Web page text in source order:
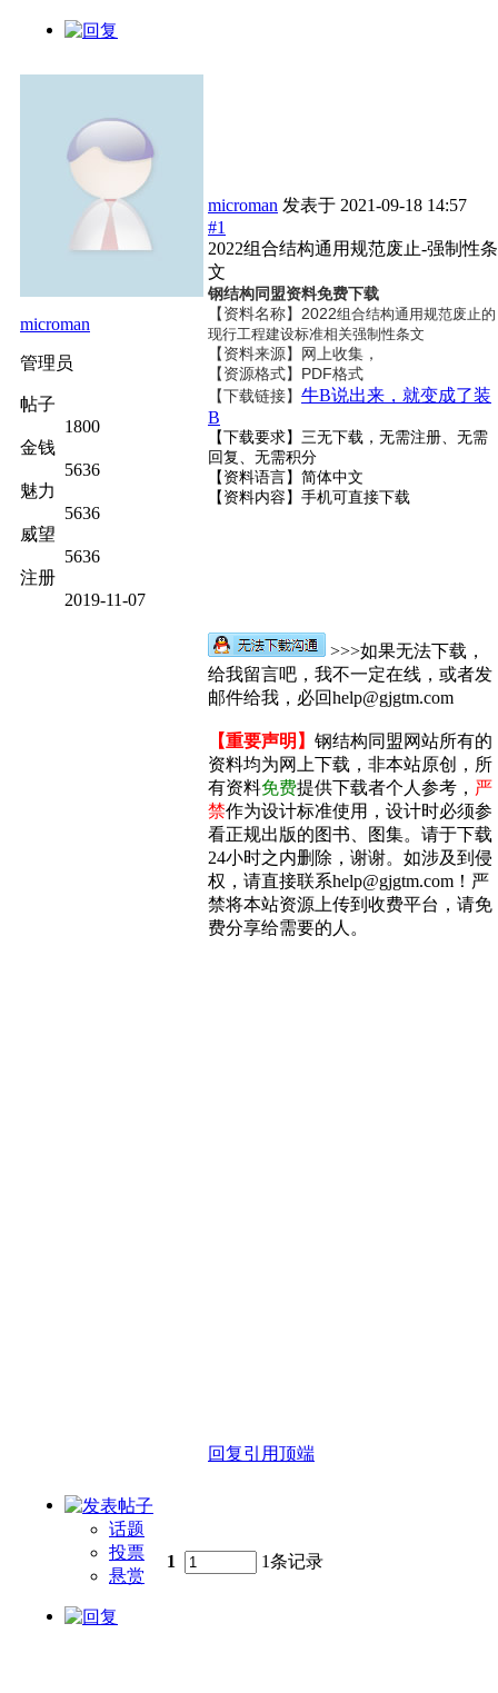
microman
管理员
帖子
1800
金钱
5636
魅力
5636
威望
5636
注册
2019-11-07
microman 发表于 2021-09-18 14:57
#1
2022组合结构通用规范废止-强制性条
文
钢结构同盟资料免费下载
【资料名称】2022组合结构通用规范废止的
现行工程建设标准相关强制性条文
【资料来源】网上收集，
【资源格式】PDF格式
【下载链接】 牛B说出来，就变成了装
B
【下载要求】三无下载，无需注册、无需
回复、无需积分
【资料语言】简体中文
【资料内容】 手机可直接下载
>>>如果无法下载，
给我留言吧，我不一定在线，或者发
邮件给我，必回help@gjgtm.com
【重要声明】 钢结构同盟网站所有的
资料均为网上下载，非本站原创，所
有资料免费提供下载者个人参考， 严
禁作为设计标准使用，设计时必须参
看正规出版的图书、图集。请于下载
24小时之内删除，谢谢。如涉及到侵
权，请直接联系help@gjgtm.com！严
禁将本站资源上传到收费平台，请免
费分享给需要的人。
回复引用顶端
话题
投票
悬赏
1 1条记录